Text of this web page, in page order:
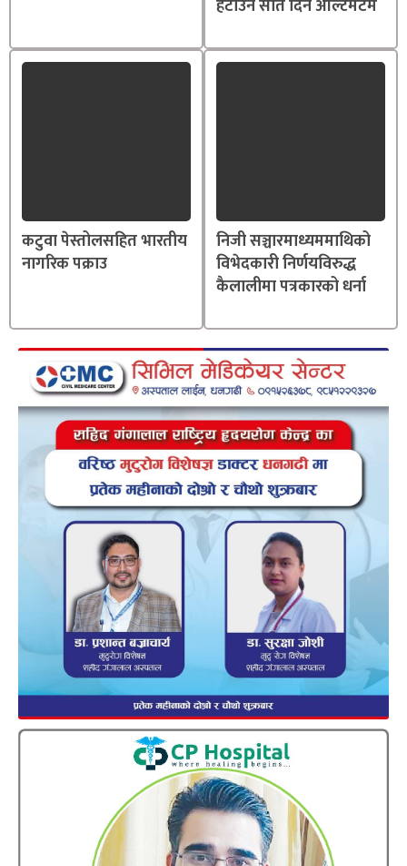
हटाउन सात दिने अल्टिमेटम
कटुवा पेस्तोलसहित भारतीय
नागरिक पक्राउ
निजी सञ्चारमाध्यममाथिको
विभेदकारी निर्णयविरुद्ध
कैलालीमा पत्रकारको धर्ना